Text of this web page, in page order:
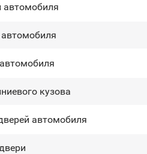
кузова
автомобиля